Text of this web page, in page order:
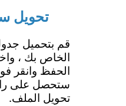
تحويل
الخاص بك ،
الحفظ وانقر
ستحصل على
تحويل الملف.